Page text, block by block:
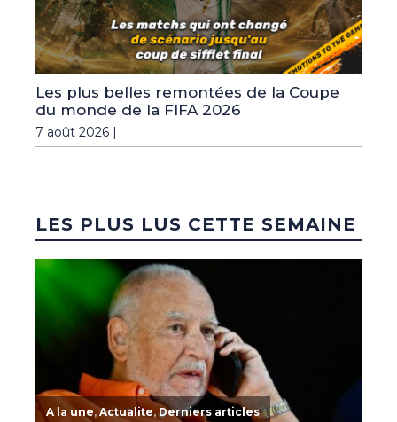
Les plus belles remontées de la Coupe
du monde de la FIFA 2026
7 août 2026 |
LES PLUS LUS CETTE SEMAINE